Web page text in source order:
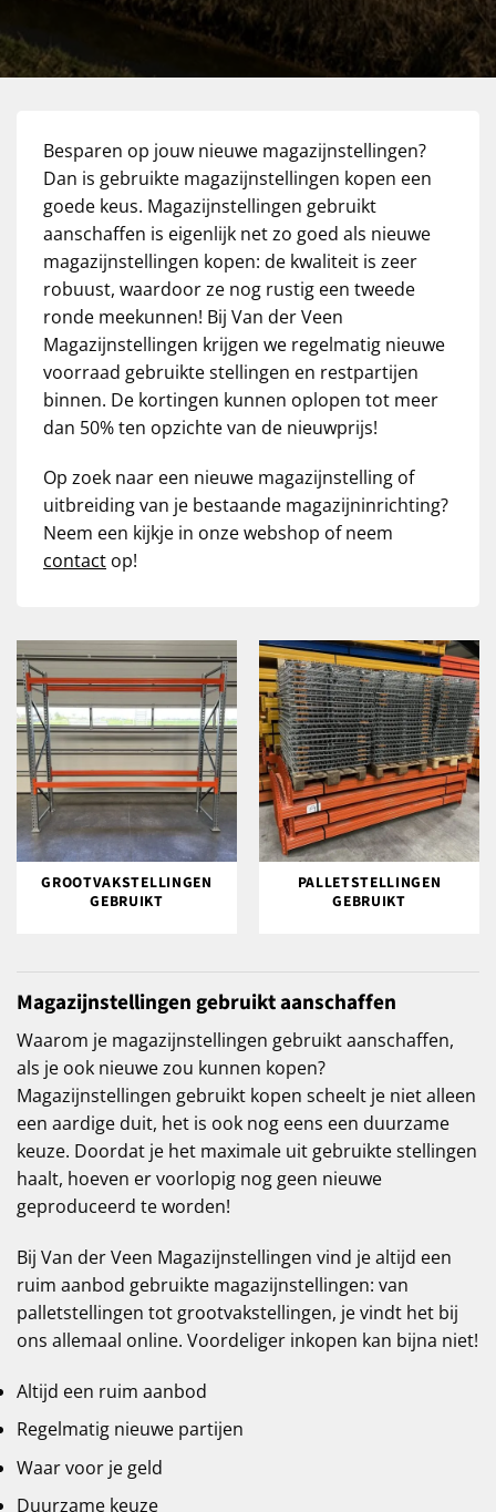
Besparen op jouw nieuwe magazijnstellingen?
Dan is gebruikte magazijnstellingen kopen een
goede keus. Magazijnstellingen gebruikt
aanschaffen is eigenlijk net zo goed als nieuwe
magazijnstellingen kopen: de kwaliteit is zeer
robuust, waardoor ze nog rustig een tweede
ronde meekunnen! Bij Van der Veen
Magazijnstellingen krijgen we regelmatig nieuwe
voorraad gebruikte stellingen en restpartijen
binnen. De kortingen kunnen oplopen tot meer
dan 50% ten opzichte van de nieuwprijs!
Op zoek naar een nieuwe magazijnstelling of
uitbreiding van je bestaande magazijninrichting?
Neem een kijkje in onze webshop of neem
contact op!
GROOTVAKSTELLINGEN
GEBRUIKT
PALLETSTELLINGEN
GEBRUIKT
Magazijnstellingen gebruikt aanschaffen
Waarom je magazijnstellingen gebruikt aanschaffen,
als je ook nieuwe zou kunnen kopen?
Magazijnstellingen gebruikt kopen scheelt je niet alleen
een aardige duit, het is ook nog eens een duurzame
keuze. Doordat je het maximale uit gebruikte stellingen
haalt, hoeven er voorlopig nog geen nieuwe
geproduceerd te worden!
Bij Van der Veen Magazijnstellingen vind je altijd een
ruim aanbod gebruikte magazijnstellingen: van
palletstellingen tot grootvakstellingen, je vindt het bij
ons allemaal online. Voordeliger inkopen kan bijna niet!
Altijd een ruim aanbod
Regelmatig nieuwe partijen
Waar voor je geld
Duurzame keuze